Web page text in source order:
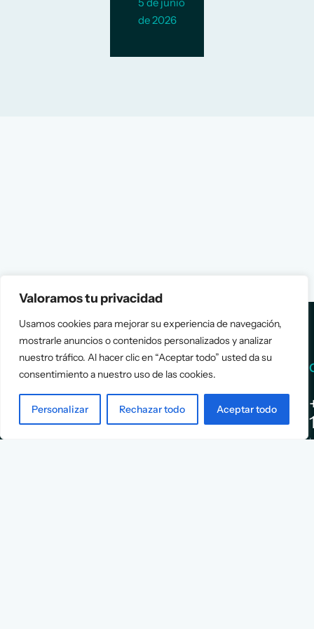
Valoramos tu privacidad
Usamos cookies para mejorar su experiencia de navegación,
mostrarle anuncios o contenidos personalizados y analizar
nuestro tráfico. Al hacer clic en “Aceptar todo” usted da su
consentimiento a nuestro uso de las cookies.
Personalizar Rechazar todo Aceptar todo
5 de junio
de 2026
Services
Assessment
Positioning
About Us
Services